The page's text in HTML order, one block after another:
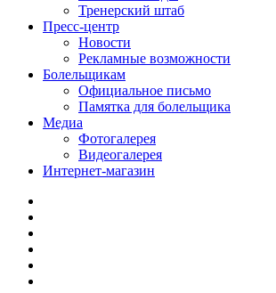
Тренерский штаб
Пресс-центр
Новости
Рекламные возможности
Болельщикам
Официальное письмо
Памятка для болельщика
Медиа
Фотогалерея
Видеогалерея
Интернет-магазин